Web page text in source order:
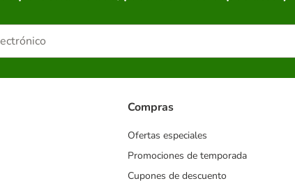
Compras
Ofertas especiales
Promociones de temporada
Cupones de descuento